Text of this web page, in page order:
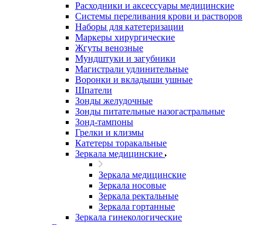
Расходники и аксессуары медицинские
Системы переливания крови и растворов
Наборы для катетеризации
Маркеры хирургические
Жгуты венозные
Мундштуки и загубники
Магистрали удлинительные
Воронки и вкладыши ушные
Шпатели
Зонды желудочные
Зонды питательные назогастральные
Зонд-тампоны
Грелки и клизмы
Катетеры торакальные
Зеркала медицинские
Зеркала медицинские
Зеркала носовые
Зеркала ректальные
Зеркала гортанные
Зеркала гинекологические